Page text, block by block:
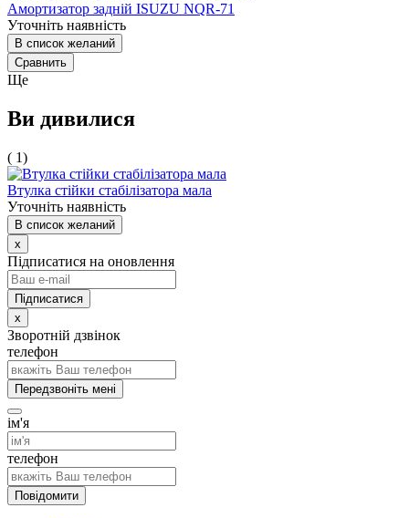
Амортизатор задній ISUZU NQR-71
Уточніть наявність
В список желаний
Сравнить
Ще
Ви дивилися
( 1)
Втулка стійки стабілізатора мала
Уточніть наявність
В список желаний
x
Підписатися на оновлення
x
Зворотній дзвінок
телефон
Передзвоніть мені
ім'я
телефон
Повідомити